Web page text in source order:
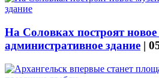
На Соловках построят
административное здание |